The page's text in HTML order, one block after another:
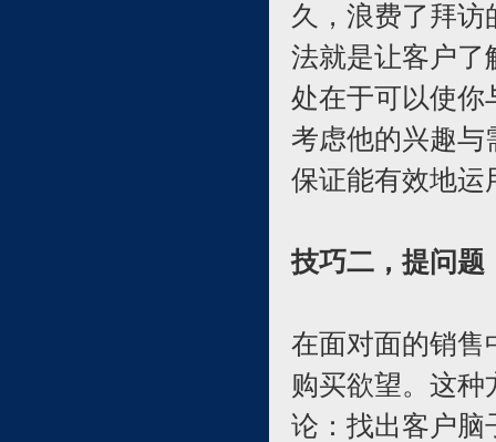
久，浪费了拜访
法就是让客户了
处在于可以使你
考虑他的兴趣与
保证能有效地运
技巧二，提问题
在面对面的销售
购买欲望。这
论：找出客户脑